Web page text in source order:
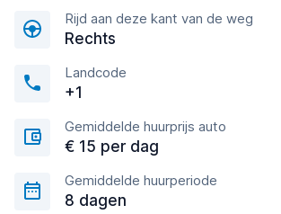
Rijd aan deze kant van de weg
Rechts
Landcode
+1
Gemiddelde huurprijs auto
€ 15 per dag
Gemiddelde huurperiode
8 dagen